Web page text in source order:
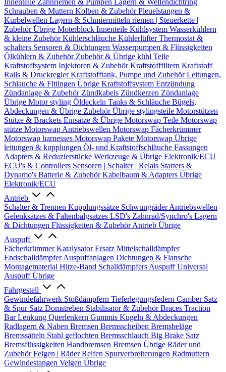
Innenteile Zahnriemen & Pumpen Lagern & Wellendichtring
Schrauben & Muttern Kolben & ZubehörPleuelstangen &
Kurbelwellen Lagern & Schmiermitteln riemen | Steuerkette |
ZubehörÜbrige Moterblock Innenteile Kühlsystem Wasserkühlern
& kleine ZubehörKühlerschläuche KühlerlüfterThermostat &
schalters Sensoren & Dichtungen Wasserpumpen & Flüssigkeiten
Ölkühlern & Zubehör Zubehör & Übrige kühl Teile
Kraftstoffsystem Injektoren & ZubehörKraftstofffiltern Kraftstoff
Rails & DruckreglerKraftstofftank, Pumpe und ZubehörLeitungen,
Schlauche & Fittingen Übrige Kraftstoffsystem Entzündung
Zündanlage & Zubehör Zündkabels Zündkerzen Zündanlage
Übrige Motor styling Öldeckeln Tanks & Schläuche Bügels,
Abdeckungen & Übrige ZubehörÜbrige stylingsteile Motorstützen
Stütze & Brackets Einsätze & Übrige Motorswap Teile Motorswap
stütze Motorswap Antriebswellen Motorswap Fächerkrümmer
Motorswap harnesses Motorswap Pakete Motorswap Übrige
leitungen & kupplungen Öl- und Kraftstoffschläuche Fassungen
Adapters & Reduzierstücke Werkzeuge & Übrige Elektronik/ECU
ECU's & Controllers Sensoren | Schalter | Relais Starters &
Dynamo's Batterie & ZubehörKabelbaum & Adapters Übrige
Elektronik/ECU
Antrieb
Schalter & Trennen Kupplungssätze SchwungräderAntriebswellen
Gelenksatzes & Faltenbalgsatzes LSD's Zahnrad/Synchro's Lagern
& Dichtungen Flüssigkeiten & ZubehörAntrieb Übrige
Auspuff
FächerkrümmerKatalysator Ersatz Mittelschalldämpfer
EndschalldämpferAuspuffanlagen Dichtungen & Flansche
Montagematerial Hitze-Band Schalldämpfers Auspuff Universal
Auspuff Übrige
Fahrgestell
Gewindefahrwerk Stoßdämpfern Tieferlegungsfedern Camber Satz
& Spur Satz Domstreben Stabilisator & ZubehörBraces Traction
BarLenkung Querlenkern Gummis Kugeln & Abdeckungen
Radlagern & Naben Bremsen Bremsscheiben Bremsbeläge
Bremssätteln Stahl geflochten Bremsschlauch Big Brake Satz
Bremsflüssigkeiten Handbremsen Bremsen Übrige Räder und
ZubehörFelgen | RäderReifen Spurverbreiterungen Radmuttern
Gewindestangen Velgen Übrige